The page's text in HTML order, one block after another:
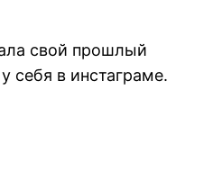
свой прошлый
себя в инстаграме.